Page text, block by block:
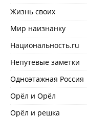
Жизнь своих
Мир наизнанку
Национальность.ru
Непутевые заметки
Одноэтажная Россия
Орёл и Орёл
Орёл и решка